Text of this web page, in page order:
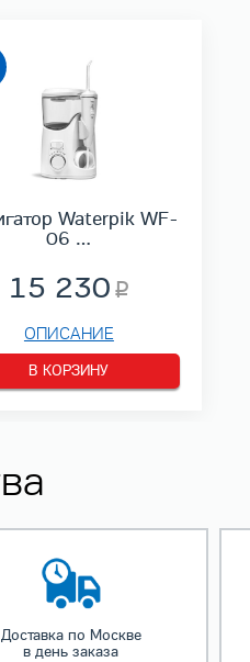
Waterpik WF-
06 …
15 230
ОПИСАНИЕ
В КОРЗИНУ
Доставка по Москве
в день заказа